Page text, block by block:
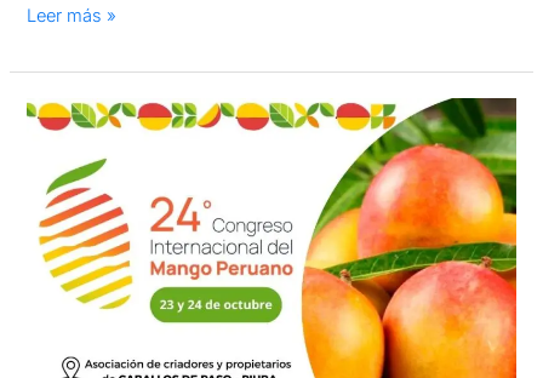
Leer más »
Piura
sede
del
24°
Congreso
Internacional